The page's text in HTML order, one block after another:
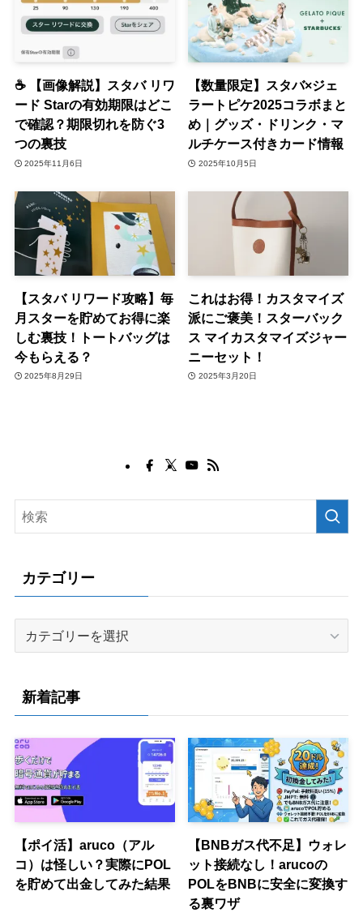
☕ 【画像解説】スタバ リワ
ード Starの有効期限はどこ
で確認？期限切れを防ぐ3
つの裏技
2025年11月6日
【数量限定】スタバ×ジェ
ラートピケ2025コラボまと
め｜グッズ・ドリンク・マ
ルチケース付きカード情報
2025年10月5日
【スタバ リワード攻略】毎
月スターを貯めてお得に楽
しむ裏技！トートバッグは
今もらえる？
2025年8月29日
これはお得！カスタマイズ
派にご褒美！スターバック
ス マイカスタマイズジャー
ニーセット！
2025年3月20日
カテゴリー
リ
ー
新着記事
【ポイ活】aruco（アル
コ）は怪しい？実際にPOL
を貯めて出金してみた結果
【BNBガス代不足】ウォレ
ット接続なし！arucoの
POLをBNBに安全に変換す
る裏ワザ